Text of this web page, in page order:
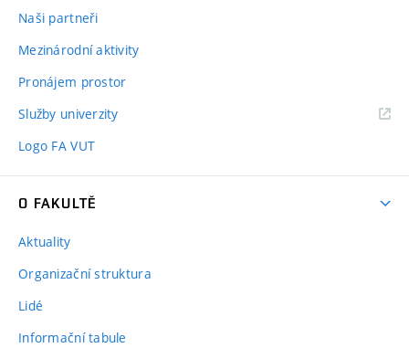
Naši partneři
Mezinárodní aktivity
Pronájem prostor
Služby univerzity
Logo FA VUT
O FAKULTĚ
Aktuality
Organizační struktura
Lidé
Informační tabule